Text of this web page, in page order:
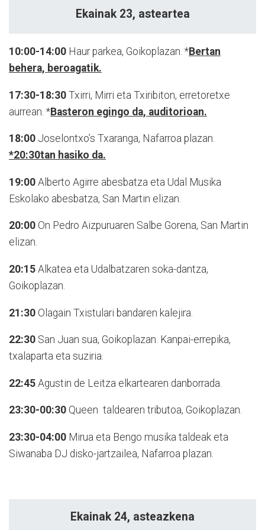
Ekainak 23, asteartea
10:00-14:00 Haur parkea, Goikoplazan. *Bertan
behera, beroagatik.
17:30-18:30 Txirri, Mirri eta Txiribiton, erretoretxe
aurrean. *Basteron egingo da, auditorioan.
18:00 Joselontxo’s Txaranga, Nafarroa plazan.
*20:30tan hasiko da.
19:00 Alberto Agirre abesbatza eta Udal Musika
Eskolako abesbatza, San Martin elizan.
20:00 On Pedro Aizpuruaren Salbe Gorena, San Martin
elizan.
20:15 Alkatea eta Udalbatzaren soka-dantza,
Goikoplazan.
21:30 Olagain Txistulari bandaren kalejira.
22:30 San Juan sua, Goikoplazan. Kanpai-errepika,
txalaparta eta suziria.
22:45 Agustin de Leitza elkartearen danborrada.
23:30-00:30 Queen taldearen tributoa, Goikoplazan.
23:30-04:00 Mirua eta Bengo musika taldeak eta
Siwanaba DJ disko-jartzailea, Nafarroa plazan.
Ekainak 24, asteazkena